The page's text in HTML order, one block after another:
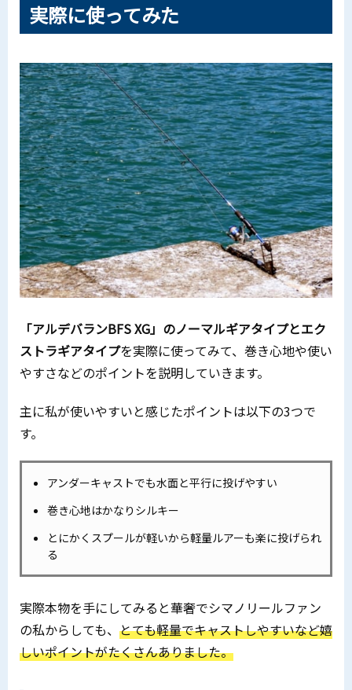
実際に使ってみた
「アルデバランBFS XG」のノーマルギアタイプとエク
ストラギアタイプを実際に使ってみて、巻き心地や使い
やすさなどのポイントを説明していきます。
主に私が使いやすいと感じたポイントは以下の3つで
す。
アンダーキャストでも水面と平行に投げやすい
巻き心地はかなりシルキー
とにかくスプールが軽いから軽量ルアーも楽に投げられ
る
実際本物を手にしてみると華奢でシマノリールファン
の私からしても、 とても軽量でキャストしやすいなど嬉
しいポイントがたくさんありました。